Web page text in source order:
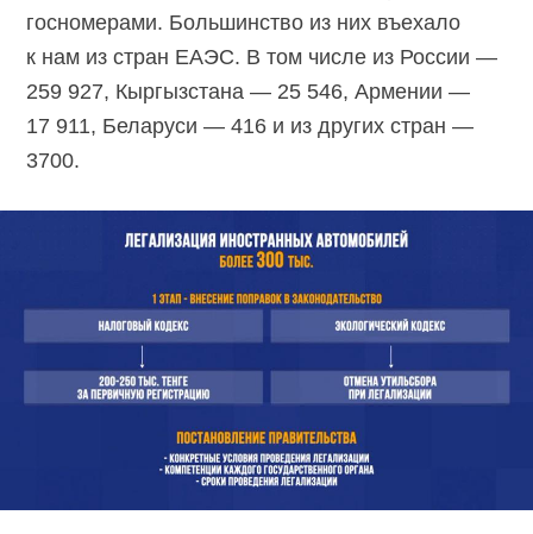
госномерами. Большинство из них въехало
к нам из стран ЕАЭС. В том числе из России —
259 927, Кыргызстана — 25 546, Армении —
17 911, Беларуси — 416 и из других стран —
3700.